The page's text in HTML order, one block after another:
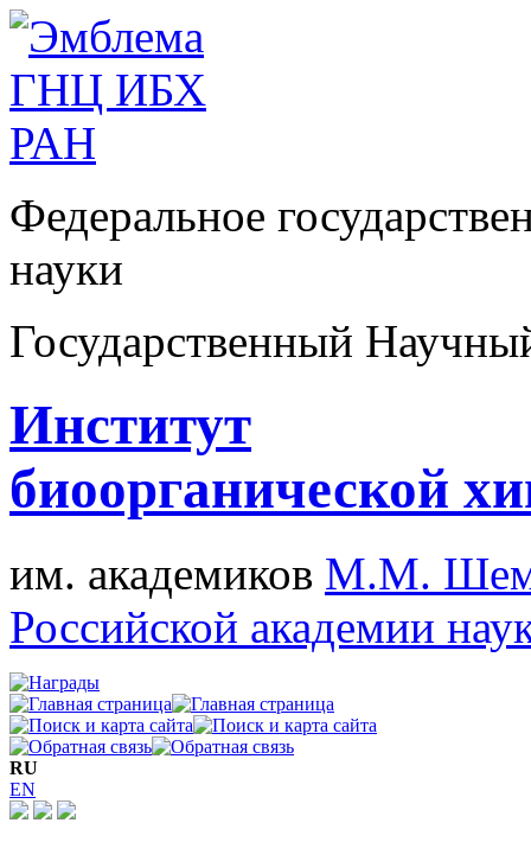
Федеральное
науки
Государственный
Институт
биоорганической
им. академиков М.М.
Российской академии
RU
EN